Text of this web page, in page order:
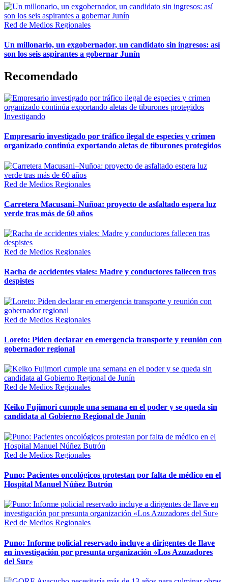
Red de Medios Regionales
Un millonario, un exgobernador, un candidato sin ingresos: así
son los seis aspirantes a gobernar Junín
Recomendado
Investigando
Empresario investigado por tráfico ilegal de especies y crimen
organizado continúa exportando aletas de tiburones protegidos
Red de Medios Regionales
Carretera Macusani–Nuñoa: proyecto de asfaltado espera luz
verde tras más de 60 años
Red de Medios Regionales
Racha de accidentes viales: Madre y conductores fallecen tras
despistes
Red de Medios Regionales
Loreto: Piden declarar en emergencia transporte y reunión con
gobernador regional
Red de Medios Regionales
Keiko Fujimori cumple una semana en el poder y se queda sin
candidata al Gobierno Regional de Junín
Red de Medios Regionales
Puno: Pacientes oncológicos protestan por falta de médico en el
Hospital Manuel Núñez Butrón
Red de Medios Regionales
Puno: Informe policial reservado incluye a dirigentes de Ilave
en investigación por presunta organización «Los Azuzadores
del Sur»